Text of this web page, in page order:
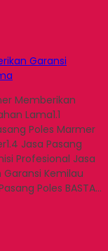
Garansi
Memberikan
Lama1.1
Poles Marmer
Jasa Pasang
Profesional Jasa
Garansi Kemilau
Poles BASTA…